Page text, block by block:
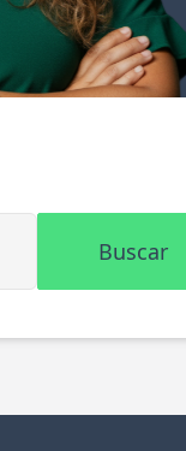
Buscar